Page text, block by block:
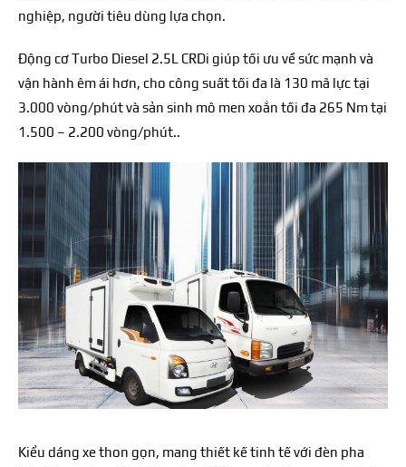
nghiệp, người tiêu dùng lựa chọn.
Động cơ Turbo Diesel 2.5L CRDi giúp tối ưu về sức mạnh và
vận hành êm ái hơn, cho công suất tối đa là 130 mã lực tại
3.000 vòng/phút và sản sinh mô men xoắn tối đa 265 Nm tại
1.500 – 2.200 vòng/phút..
Kiểu dáng xe thon gọn, mang thiết kế tinh tế với đèn pha